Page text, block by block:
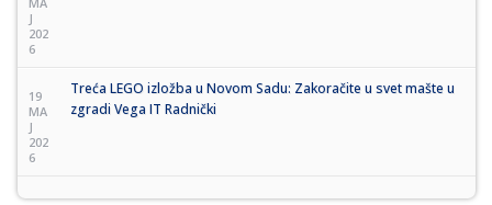
J
202
6
19
MA
J
202
6
Treća LEGO izložba u Novom Sadu: Zakoračite u svet mašte u
zgradi Vega IT Radnički